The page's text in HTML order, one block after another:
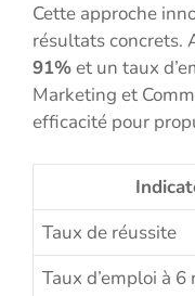
Cette approche
résultats concrets.
91%et un taux
Marketing et
efficacité pour
Taux de réussite
Taux d’emploi à 6